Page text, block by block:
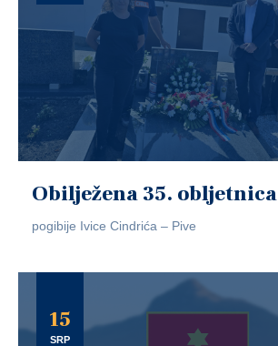
Obilježena 35. obljetnica
pogibije Ivice Cindrića – Pive
15
SRP